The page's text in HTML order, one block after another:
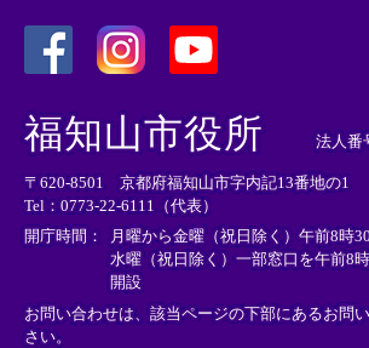
外
部
リ
ン
ク
＞
外
リ
ン
ク
＞
外
部
ン
ク
＞
福知山市役所 法人番
〒620-8501 京都府福知山市字内記13番地の1
Tel：0773-22-6111（代表）
開庁時間：
月曜から金曜（祝日除く）午前8時
水曜（祝日除く）一部窓口を午前8
開設
お問い合わせは、該当ページの下部にあるお問
さい。